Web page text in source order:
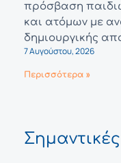
πρόσβαση
και ατόμων με
δημιουργικής
7 Αυγούστου, 2026
Περισσότερα »